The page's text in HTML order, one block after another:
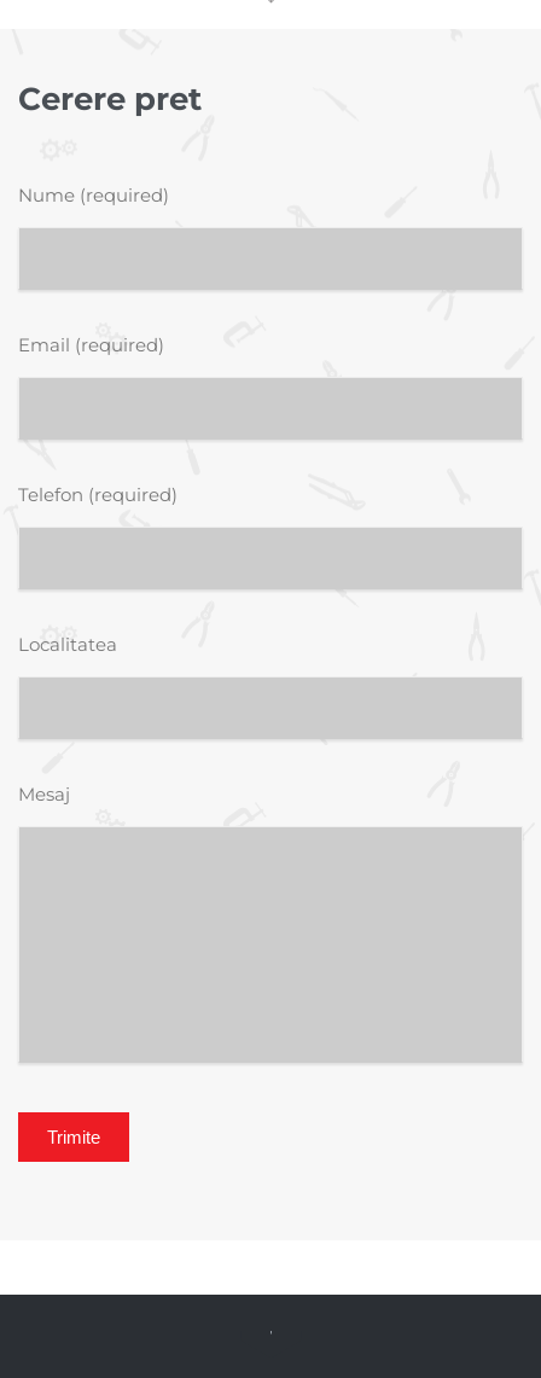
Cerere pret
Nume (required)
Email (required)
Telefon (required)
Localitatea
Mesaj